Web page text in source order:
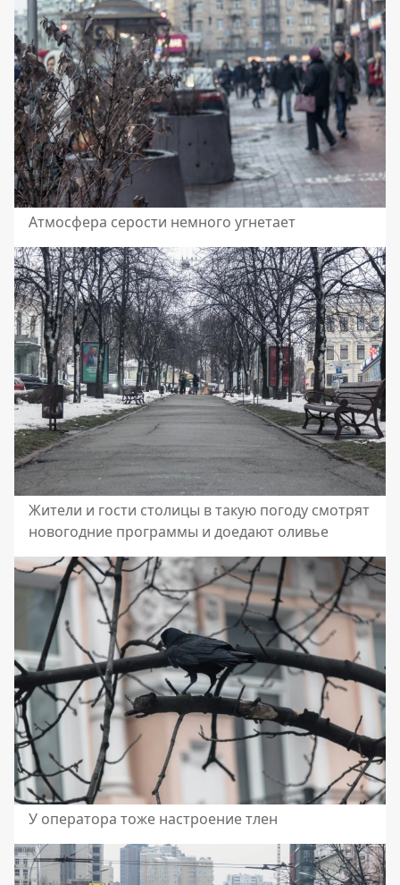
Атмосфера серости немного угнетает
Жители и гости столицы в такую погоду смотрят
новогодние программы и доедают оливье
У оператора тоже настроение тлен